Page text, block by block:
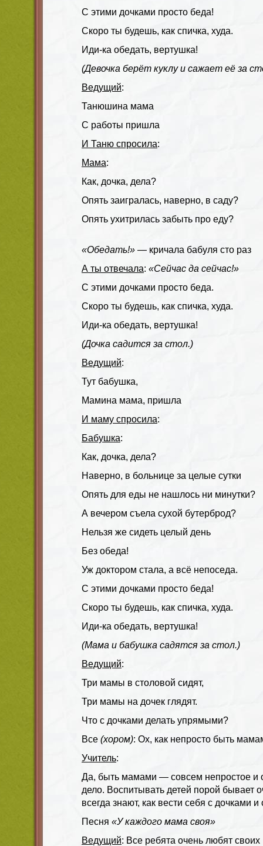
С этими дочками просто беда!
Скоро ты будешь, как спичка, худа.
Иди-ка обедать, вертушка!
(Девочка берёт куклу и сажает её за
Ведущий:
Танюшина мама
С работы пришла
И Таню спросила:
Мама:
Как, дочка, дела?
Опять заигралась, наверно, в саду?
Опять ухитрилась забыть про еду?
«Обедать!» — кричала бабуля сто раз
А ты отвечала: «Сейчас да сейчас!»
С этими дочками просто беда.
Скоро ты будешь, как спичка, худа.
Иди-ка обедать, вертушка!
(Дочка садится за стол.)
Ведущий:
Тут бабушка,
Мамина мама, пришла
И маму спросила:
Бабушка:
Как, дочка, дела?
Наверно, в больнице за целые сутки
Опять для еды не нашлось ни минутки?
А вечером съела сухой бутерброд?
Нельзя же сидеть целый день
Без обеда!
Уж доктором стала, а всё непоседа.
С этими дочками просто беда!
Скоро ты будешь, как спичка, худа.
Иди-ка обедать, вертушка!
(Мама и бабушка садятся за стол.)
Ведущий:
Три мамы в столовой сидят,
Три мамы на дочек глядят.
Что с дочками делать упрямыми?
Все (хором): Ох, как непросто быть
Учитель:
Да, быть мамами — совсем непростое и
дело. Воспитывать детей порой бывает
всегда знают, как вести себя с дочками
Песня «У каждого мама своя»
Ведущий: Все ребята очень любят